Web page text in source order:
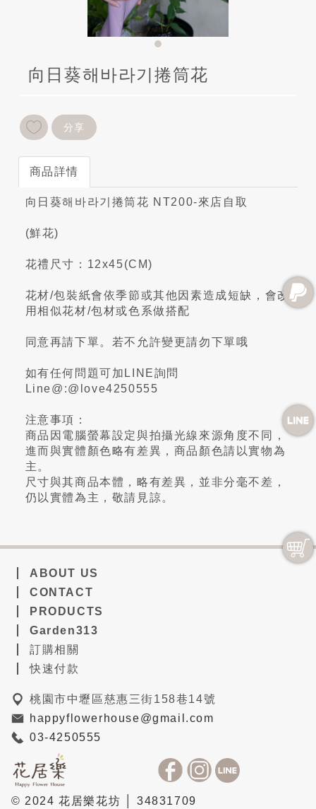
向日葵해바라기捲筒花
分享
商品詳情
向日葵해바라기捲筒花 NT200-來店自取
(鮮花)
花禮尺寸：12x45(CM)
花材/包裝紙會依季節或其他因素造成短缺，會改
用相似花材/包材或色系做搭配
同意再請下單。若不允許變更請勿下單哦
如有任何問題可加LINE詢問
Line@:@love4250555
注意事項：
商品因電腦螢幕設定與拍攝光線來源角度不同，
進而與實體顏色略有差異，商品顏色請以實物為
主。
尺寸與其商品本體，略有差異，並非分毫不差，
仍以實體為主，敬請見諒。
ABOUT US
CONTACT
PRODUCTS
Garden313
訂購相關
快速付款
桃園市中壢區慈惠三街158巷14號
happyflowerhouse@gmail.com
03-4250555
© 2024 花居樂花坊 │ 34831709